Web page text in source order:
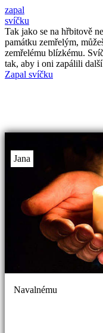
zapal
svíčku
Tak jako se na hřbitově
památku zemřelým,
zemřelému blízkému.
tak, aby i oni zapálili
Zapal svíčku
Navalnému
Jana